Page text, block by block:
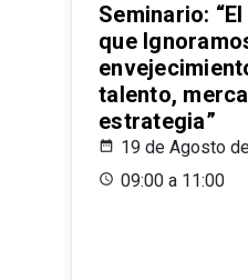
Seminario:
que
talento,
estrategia”
19 de Agosto
09:00 a 11:00